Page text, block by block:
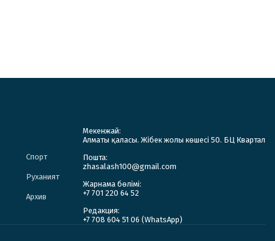
Спорт
Руханият
Архив
Мекенжай:
Алматы қаласы. Жібек жолы көшесі 50. БЦ Квартал
Пошта:
zhasalash100@gmail.com
Жарнама бөлімі:
+7 701 220 64 52
Редакция:
+7 708 604 51 06 (WhatsApp)